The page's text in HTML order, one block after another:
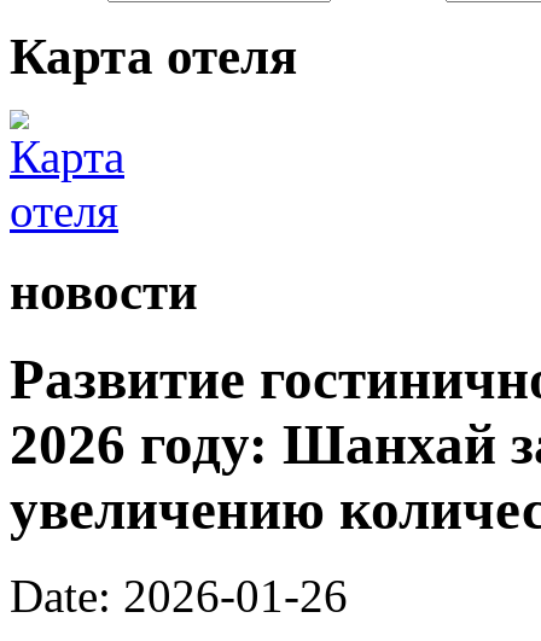
Карта отеля
новости
Развитие
2026 году: Шанхай
увеличению
Date: 2026-01-26